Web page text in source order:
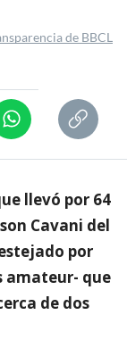
de BBCL
llevó por 64
Cavani del
por
amateur- que
de dos